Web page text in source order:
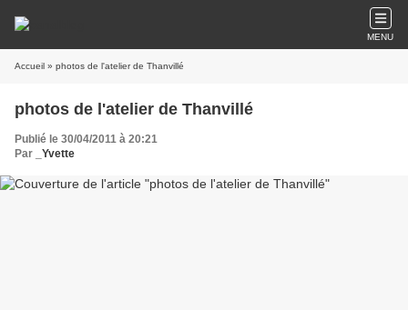
MENU
Accueil » photos de l'atelier de Thanvillé
photos de l'atelier de Thanvillé
Publié le 30/04/2011 à 20:21
Par
_Yvette